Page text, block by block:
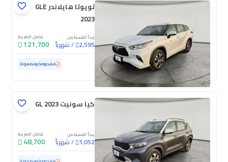
تويوتا هايلاندر GLE
2023
يبدأ القسط من
2,595
/شهرياً
شامل الضريبة
121,700
مستعملة 59,425 كم مفحوصة ومضمونة
كيا سونيت GL 2023
يبدأ القسط من
1,052
/شهرياً
شامل الضريبة
48,700